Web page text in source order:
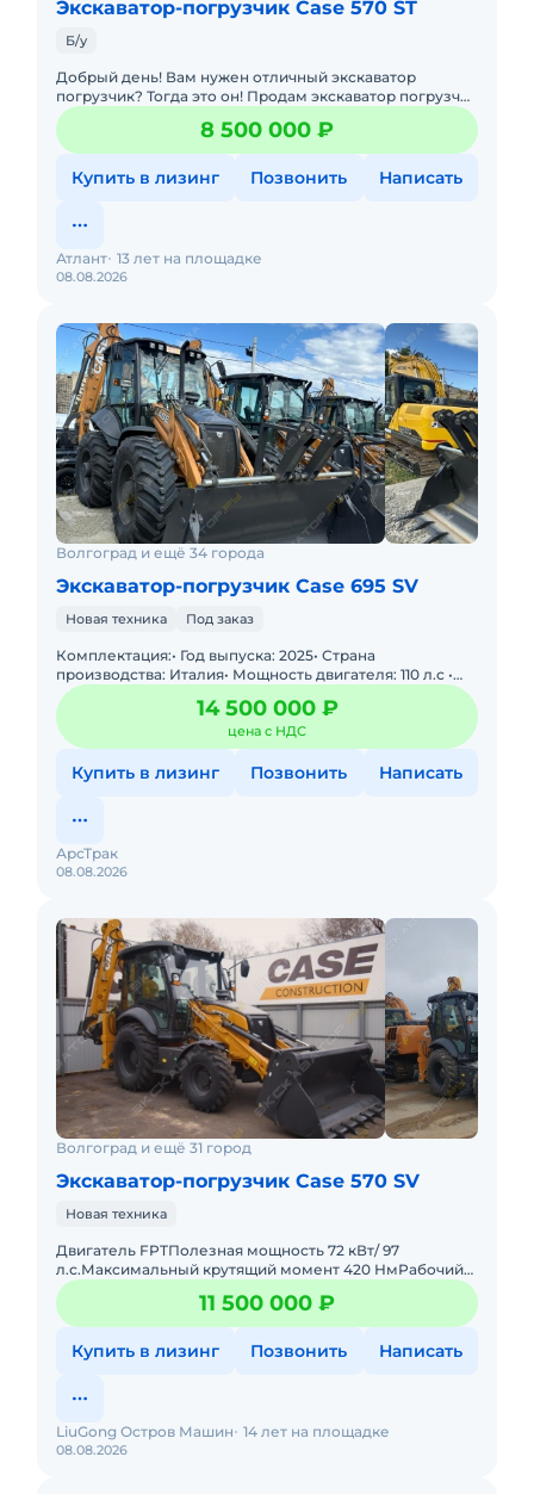
Экскаватор-погрузчик Case 570 ST
Б/у
Добрый день! Вам нужен отличный экскаватор
погрузчик? Тогда это он! Продам экскаватор погрузчик
Case 570ST, 2021г.в. Вложений не требует совсем.
Сразу в работу!
8 500 000 ₽
Купить в лизинг Позвонить Написать
08.08.2026
Атлант 13 лет на площадке
Волгоград и ещё 34 города
Экскаватор-погрузчик Case 695 SV
Новая техника Под заказ
Комплектация:• Год выпуска: 2025• Страна
производства: Италия• Мощность двигателя: 110 л.с •
Эксплуатационная масса: 8440 кг• Состояние
14 500 000 ₽
цена с НДС
Купить в лизинг Позвонить Написать
08.08.2026
АрсТрак
Волгоград и ещё 31 город
Экскаватор-погрузчик Case 570 SV
Новая техника
Двигатель FPTПолезная мощность 72 кВт/ 97
л.с.Максимальный крутящий момент 420 НмРабочий
объем 3,9 лТрансмиссия PowerShutlle, полный
приводЧисло передач вперед/
11 500 000 ₽
Купить в лизинг Позвонить Написать
08.08.2026
LiuGong Остров Машин 14 лет на площадке